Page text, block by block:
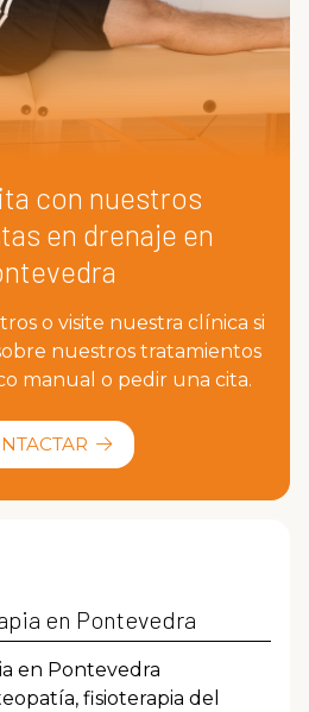
con nuestros
en drenaje en
o visite nuestra clínica si
nuestros tratamientos
manual o pedir una cita.
en Pontevedra
en Pontevedra
fisioterapia del